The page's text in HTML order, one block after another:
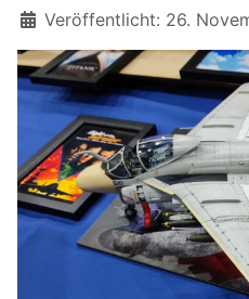
Details
Veröffentlicht: 26.